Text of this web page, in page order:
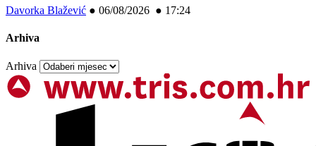
Davorka Blažević ● 06/08/2026 ● 17:24
Arhiva
Arhiva